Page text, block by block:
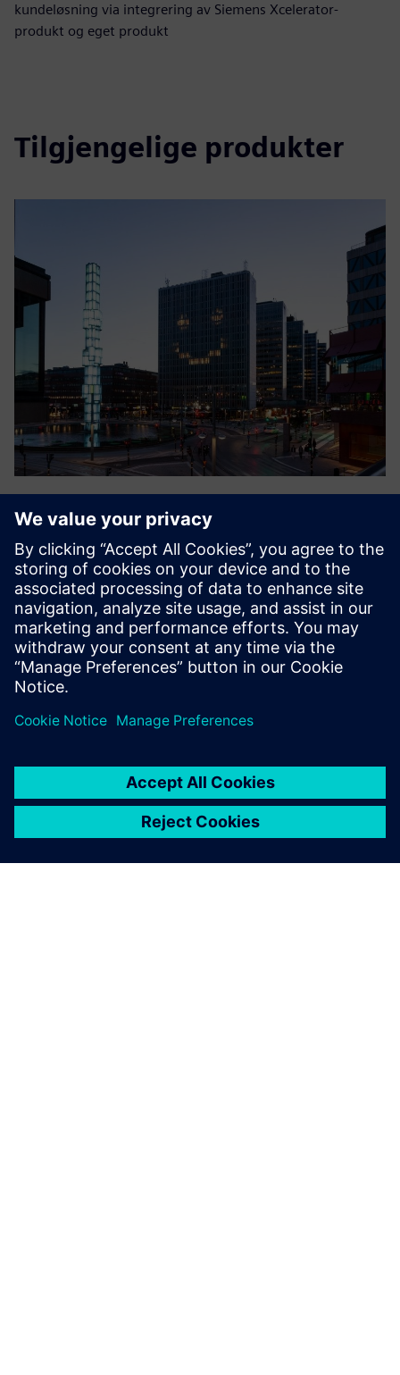
kundeløsning via integrering av Siemens Xcelerator-
produkt og eget produkt
Tilgjengelige produkter
Skytjenesten Smart Energy by Crossbreed optimaliserer
energiforbruket i bygninger ved å støtte
fjernvarmesystemet uten å gi avkall på komfort og
inneklima. Kontinuerlig sanntidsanalyse tilpasser
varmekurven til faktiske behov. Ene...
Lær mer